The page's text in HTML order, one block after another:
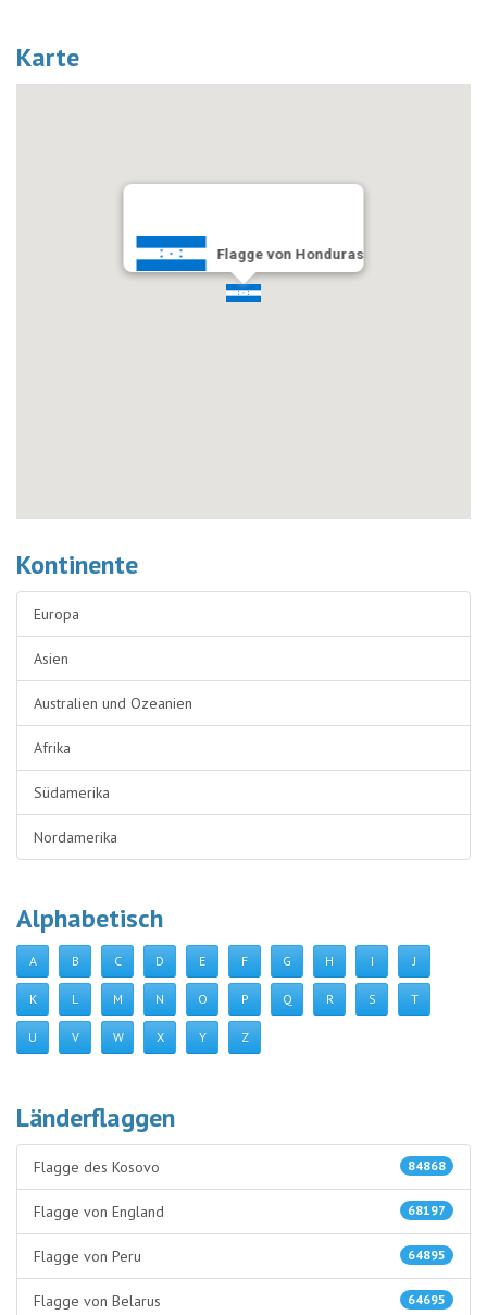
Karte
Flagge von Honduras
Kontinente
Europa
Asien
Australien und Ozeanien
Afrika
Südamerika
Nordamerika
Alphabetisch
A B C D E F G H I J
K L M N O P Q R S T
U V W X Y Z
Länderflaggen
84868
Flagge des Kosovo
68197
Flagge von England
64895
Flagge von Peru
64695
Flagge von Belarus